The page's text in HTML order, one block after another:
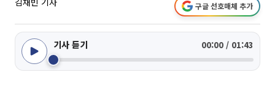
구글 선호매체 추가
기사 듣기 00:00 / 01:43